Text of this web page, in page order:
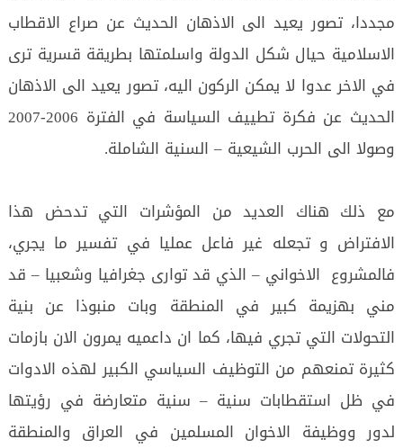
مجددا، تصور يعيد الى الاذهان الحديث عن صراع الاقطاب
الاسلامية حيال شكل الدولة واسلمتها بطريقة قسرية ترى
في الاخر عدوا لا يمكن الركون اليه، تصور يعيد الى الاذهان
الحديث عن فكرة تطييف السياسة في الفترة 2006-2007
وصولا الى الحرب الشيعية – السنية الشاملة.
مع ذلك هناك العديد من المؤشرات التي تدحض هذا
الافتراض و تجعله غير فاعل عمليا في تفسير ما يجري،
فالمشروع الاخواني – الذي قد توارى جغرافيا وشعبيا – قد
مني بهزيمة كبير في المنطقة وبات منبوذا عن بنية
التحولات التي تجري فيها، كما ان داعميه يمرون الان بازمات
كثيرة تمنعهم من التوظيف السياسي الكبير لهذه الادوات
في ظل استقطابات سنية – سنية متعارضة في رؤيتها
لدور ووظيفة الاخوان المسلمين في العراق والمنطقة